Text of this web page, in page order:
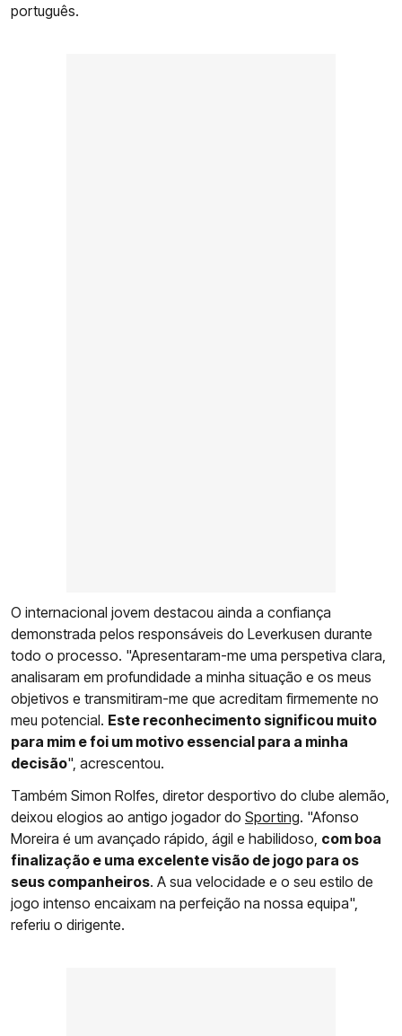
português.
O internacional jovem destacou ainda a confiança
demonstrada pelos responsáveis do Leverkusen durante
todo o processo. "Apresentaram-me uma perspetiva clara,
analisaram em profundidade a minha situação e os meus
objetivos e transmitiram-me que acreditam firmemente no
meu potencial. Este reconhecimento significou muito
para mim e foi um motivo essencial para a minha
decisão", acrescentou.
Também Simon Rolfes, diretor desportivo do clube alemão,
deixou elogios ao antigo jogador do Sporting. "Afonso
Moreira é um avançado rápido, ágil e habilidoso, com boa
finalização e uma excelente visão de jogo para os
seus companheiros. A sua velocidade e o seu estilo de
jogo intenso encaixam na perfeição na nossa equipa",
referiu o dirigente.